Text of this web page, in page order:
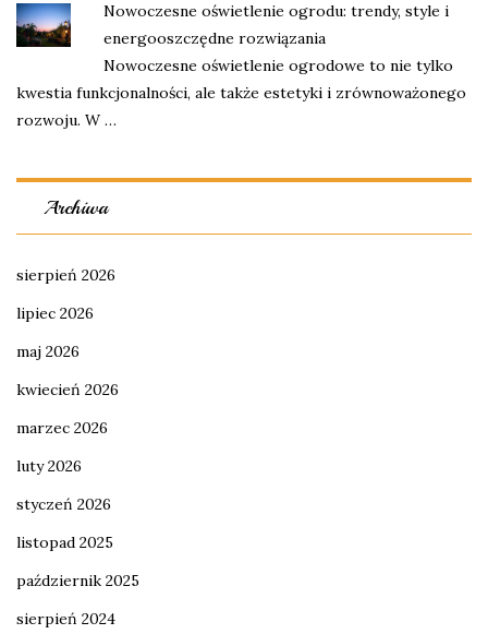
Nowoczesne oświetlenie ogrodu: trendy, style i
energooszczędne rozwiązania
Nowoczesne oświetlenie ogrodowe to nie tylko
kwestia funkcjonalności, ale także estetyki i zrównoważonego
rozwoju. W …
Archiwa
sierpień 2026
lipiec 2026
maj 2026
kwiecień 2026
marzec 2026
luty 2026
styczeń 2026
listopad 2025
październik 2025
sierpień 2024